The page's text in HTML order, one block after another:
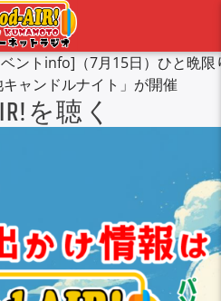
ントinfo]（7月15日）ひと晩限
ャンドルナイト」が開催
を聴く